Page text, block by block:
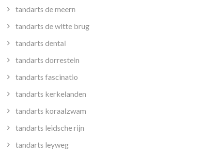
tandarts de meern
tandarts de witte brug
tandarts dental
tandarts dorrestein
tandarts fascinatio
tandarts kerkelanden
tandarts koraalzwam
tandarts leidsche rijn
tandarts leyweg